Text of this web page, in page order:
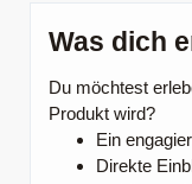
Was dich
Du möchtest
Produkt wird?
Ein
Direkte